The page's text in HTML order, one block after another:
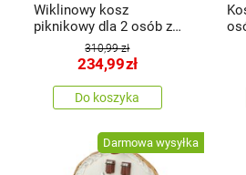
Wiklinowy kosz
piknikowy dla 2 osób z
termoboksem, 40 x 30 x
21 cm, 2,17 kg
310,99 zł
234,99zł
Do koszyka
Darmowa wysyłka